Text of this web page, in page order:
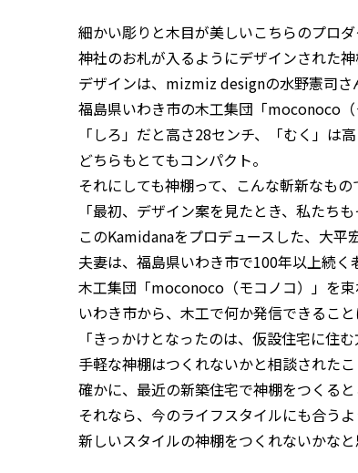
細かい彫りと木目が美しいこちらのプロダ
神社のお札が入るようにデザインされた神
デザインは、mizmiz designの水野憲司さ
福島県いわき市の木工集団「moconoco
「しろ」だと高さ28センチ、「むく」は高
どちらもとてもコンパクト。
それにしても神棚って、こんな斬新なもの
「最初、デザイン案を見たとき、私たち
このKamidanaをプロデュースした、大平
夫妻は、福島県いわき市で100年以上続
木工集団「moconoco（モコノコ）」を束
いわき市から、木工で何か発信できるこ
「きっかけとなったのは、仮設住宅に住む
手軽な神棚はつくれないかと相談されたこ
確かに、最近の新築住宅で神棚をつくると
それなら、今のライフスタイルにも合うよ
新しいスタイルの神棚をつくれないかな